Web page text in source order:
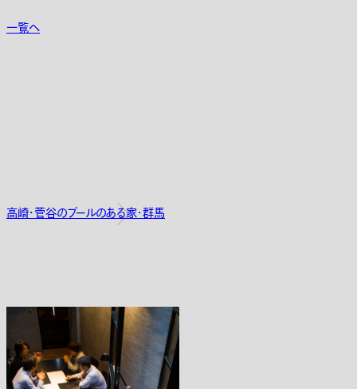
一覧へ
高崎・菅谷のプールのある家・群馬